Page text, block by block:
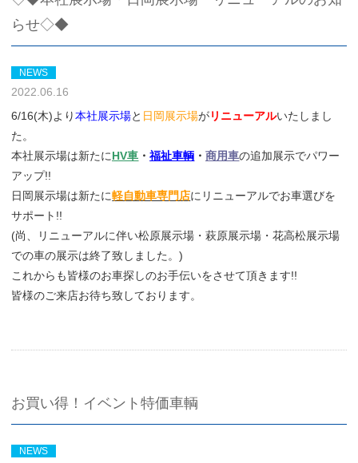
らせ◇◆
NEWS
2022.06.16
6/16(木)より本社展示場と 日岡展示場がリニューアルいたしまし
た。
本社展示場は新たにHV車 ・福祉車輌 ・商用車の追加展示でパワー
アップ!!
日岡展示場は新たに軽自動車専門店にリニューアルでお車選びを
サポート!!
(尚、リニューアルに伴い松原展示場・萩原展示場・花高松展示場
での車の展示は終了致しました。)
これからも皆様のお車探しのお手伝いをさせて頂きます!!
皆様のご来店お待ち致しております。
お買い得！イベント特価車輌
NEWS